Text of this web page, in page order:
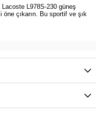
L978S-230 güneş
çıkarın. Bu sportif ve şık